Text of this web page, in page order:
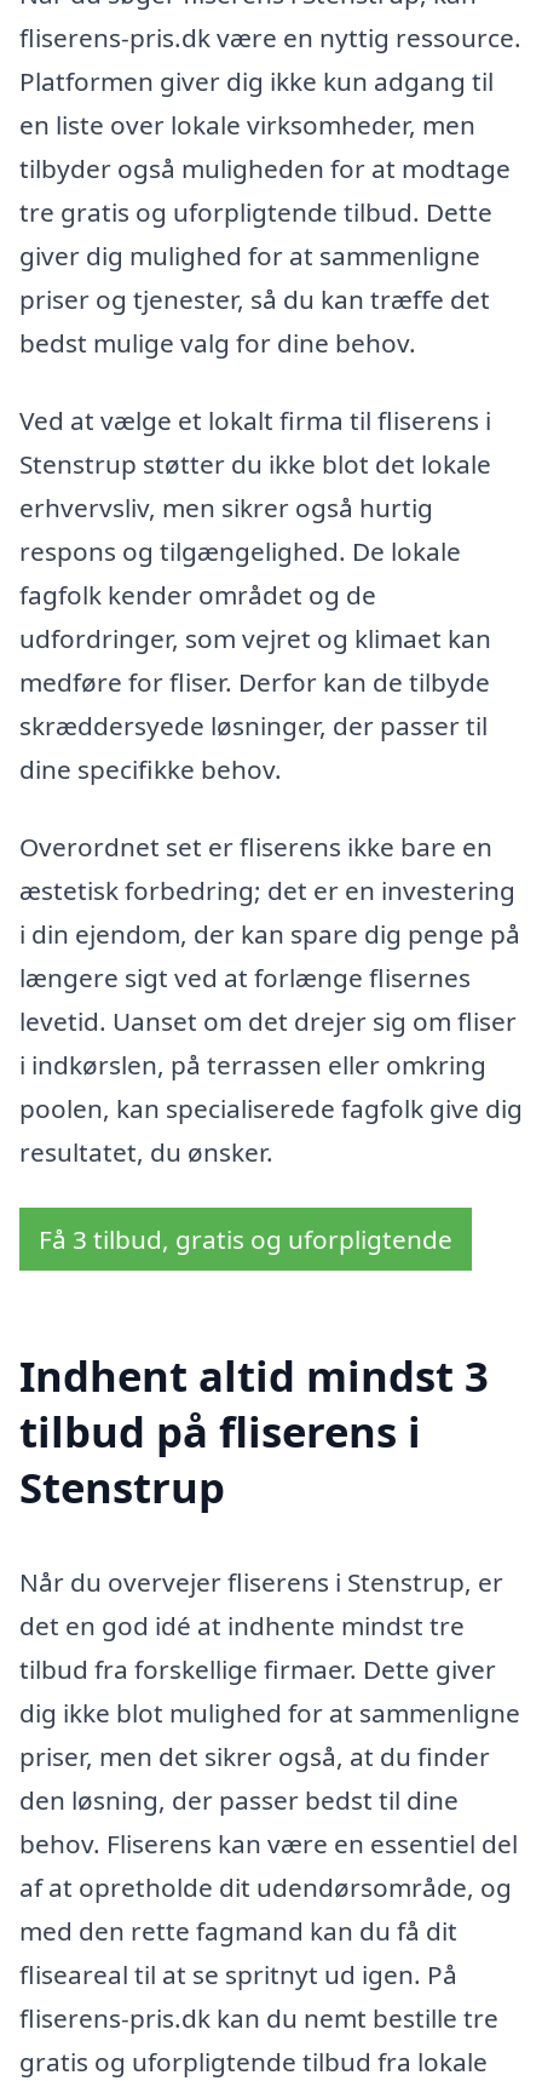
fliserens-pris.dk være en nyttig ressource.
Platformen giver dig ikke kun adgang til
en liste over lokale virksomheder, men
tilbyder også muligheden for at modtage
tre gratis og uforpligtende tilbud. Dette
giver dig mulighed for at sammenligne
priser og tjenester, så du kan træffe det
bedst mulige valg for dine behov.
Ved at vælge et lokalt firma til fliserens i
Stenstrup støtter du ikke blot det lokale
erhvervsliv, men sikrer også hurtig
respons og tilgængelighed. De lokale
fagfolk kender området og de
udfordringer, som vejret og klimaet kan
medføre for fliser. Derfor kan de tilbyde
skræddersyede løsninger, der passer til
dine specifikke behov.
Overordnet set er fliserens ikke bare en
æstetisk forbedring; det er en investering
i din ejendom, der kan spare dig penge på
længere sigt ved at forlænge flisernes
levetid. Uanset om det drejer sig om fliser
i indkørslen, på terrassen eller omkring
poolen, kan specialiserede fagfolk give dig
resultatet, du ønsker.
Få 3 tilbud, gratis og uforpligtende
Indhent altid mindst 3
tilbud på fliserens i
Stenstrup
Når du overvejer fliserens i Stenstrup, er
det en god idé at indhente mindst tre
tilbud fra forskellige firmaer. Dette giver
dig ikke blot mulighed for at sammenligne
priser, men det sikrer også, at du finder
den løsning, der passer bedst til dine
behov. Fliserens kan være en essentiel del
af at opretholde dit udendørsområde, og
med den rette fagmand kan du få dit
fliseareal til at se spritnyt ud igen. På
fliserens-pris.dk kan du nemt bestille tre
gratis og uforpligtende tilbud fra lokale